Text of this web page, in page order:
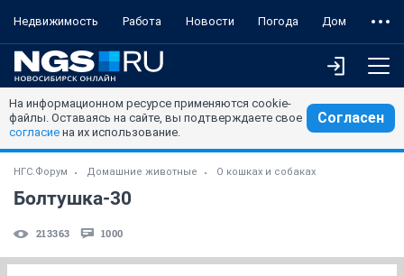
Недвижимость Работа Новости Погода Дом
На информационном ресурсе применяются cookie-
файлы. Оставаясь на сайте, вы подтверждаете свое
согласие на их использование.
Согласен
НГС.Форум Домашние животные О кошках и собаках
Болтушка-30
213363 1000